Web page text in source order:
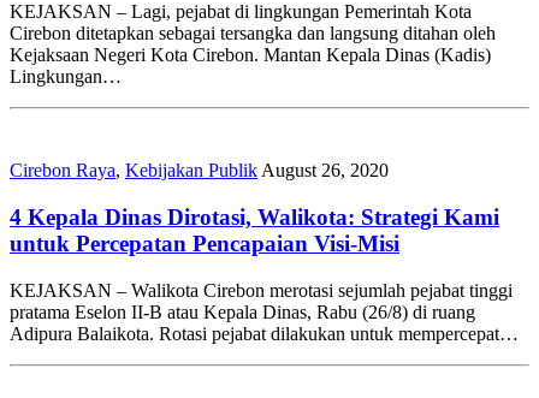
KEJAKSAN – Lagi, pejabat di lingkungan Pemerintah Kota
Cirebon ditetapkan sebagai tersangka dan langsung ditahan oleh
Kejaksaan Negeri Kota Cirebon. Mantan Kepala Dinas (Kadis)
Lingkungan…
Cirebon Raya, Kebijakan Publik August 26, 2020
4 Kepala Dinas Dirotasi, Walikota: Strategi Kami
untuk Percepatan Pencapaian Visi-Misi
KEJAKSAN – Walikota Cirebon merotasi sejumlah pejabat tinggi
pratama Eselon II-B atau Kepala Dinas, Rabu (26/8) di ruang
Adipura Balaikota. Rotasi pejabat dilakukan untuk mempercepat…